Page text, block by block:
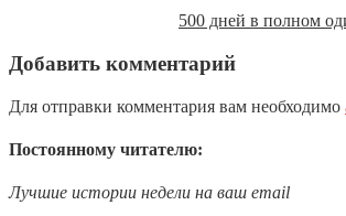
500 дней в полном
Добавить комментарий
Для отправки комментария вам необходимо
Постоянному читателю:
Лучшие истории недели на ваш email